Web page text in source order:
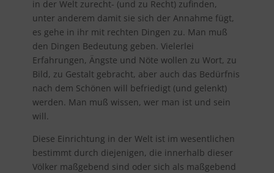
in der Welt zurecht- (und zu Recht) zufinden,
unter anderem damit sie sich der Annahme fügt,
es gehe in ihr mit rechten Dingen zu. Man muß
den Dingen Bedeutung geben. Vielerlei
Erfahrungen, Ängste und Nöte wollen zu Wort, zu
Bild, zu Gestalt gebracht, aber auch das Bedürfnis
nach dem Schönen will befriedigt (und gelenkt)
werden. Man muß wissen, wer man ist und sein
will.
Diese Einrichtung in der Welt ist im wesentlichen
bestimmt durch diejenigen, die innerhalb dieser
Völker maßgebend sind oder sich als maßgebend